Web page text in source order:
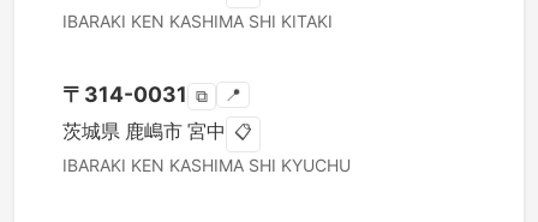
IBARAKI KEN KASHIMA SHI KITAKI
〒 314-0031 ⧉ 📍
茨城県 鹿嶋市 宮中 📋
IBARAKI KEN KASHIMA SHI KYUCHU